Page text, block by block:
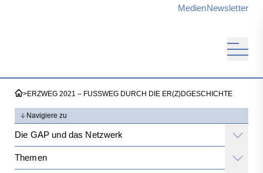
MedienNewsletter
>ERZWEG 2021 – FUSSWEG DURCH DIE ER(Z)DGESCHICHTE
Navigiere zu
Die GAP und das Netzwerk
Themen